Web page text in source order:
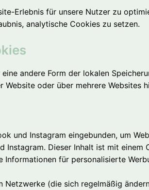
Erlebnis für unsere Nutzer zu
analytische Cookies zu setzen.
andere Form der lokalen
Website oder über mehrere
und Instagram eingebunden, um
Instagram. Dieser Inhalt ist mit
für personalisierte
(die sich regelmäßig